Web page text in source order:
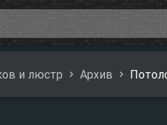
и люстр Архив